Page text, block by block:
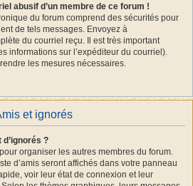
abusif d’un membre de ce forum !
du forum comprend des sécurités pour
de tels messages. Envoyez à
du courriel reçu. Il est très important
informations sur l’expéditeur du courriel).
les mesures nécessaires.
et ignorés
?
organiser les autres membres du forum.
d’amis seront affichés dans votre panneau
voir leur état de connexion et leur